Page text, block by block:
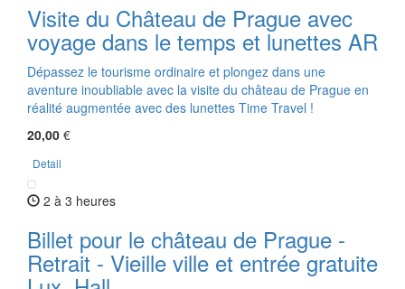
Visite du Château de Prague avec
voyage dans le temps et lunettes AR
Dépassez le tourisme ordinaire et plongez dans une
aventure inoubliable avec la visite du château de Prague en
réalité augmentée avec des lunettes Time Travel !
20,00 €
Detail
2 à 3 heures
Billet pour le château de Prague -
Retrait - Vieille ville et entrée gratuite